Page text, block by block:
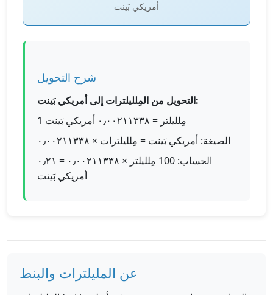
أمريكي بَينت
شرح التحويل
التحويل من المِلليلترات إلى أمريكي بَينت:
1 مِلليلتر = ٠٫٠٠٢١١٣٣٨ أمريكي بَينت
الصيغة: أمريكي بَينت = مِلليلترات × ٠٫٠٠٢١١٣٣٨
الحساب: 100 مِلليلتر × ٠٫٠٠٢١١٣٣٨ = ٠٫٢١
أمريكي بَينت
عن المليلترات والبنط